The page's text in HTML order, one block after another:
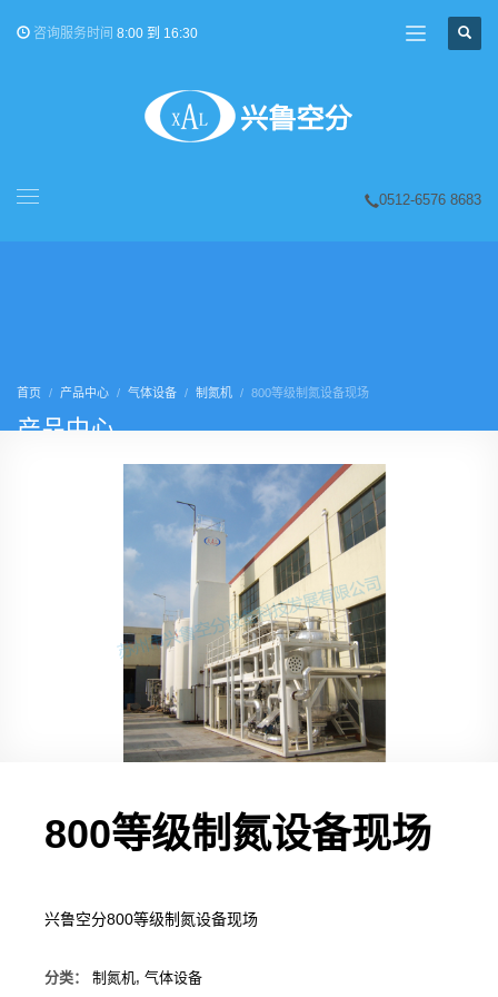
咨询服务时间 8:00 到 16:30
0512-6576 8683
首页 产品中心 气体设备 制氮机 800等级制氮设备现场
产品中心
800等级制氮设备现场
兴鲁空分800等级制氮设备现场
分类： 制氮机, 气体设备